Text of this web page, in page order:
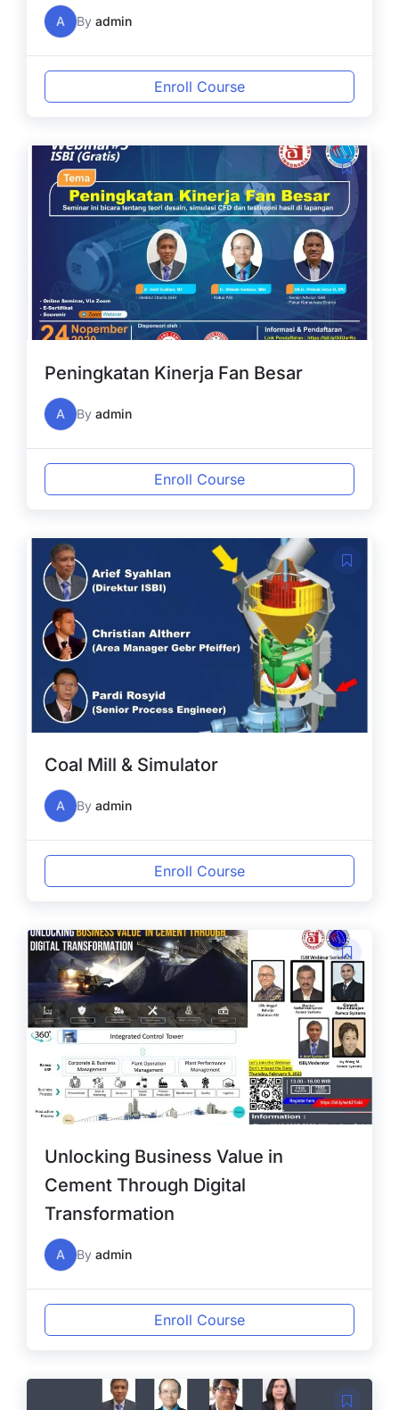
A By admin
Enroll Course
Peningkatan Kinerja Fan Besar
A By admin
Enroll Course
Coal Mill & Simulator
A By admin
Enroll Course
Unlocking Business Value in
Cement Through Digital
Transformation
A By admin
Enroll Course